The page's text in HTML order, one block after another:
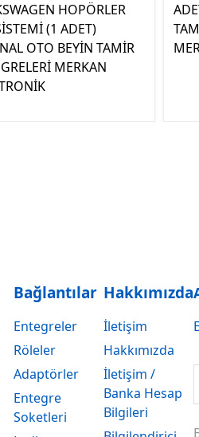
HOPÖRLER
(1 ADET)
OTO BEYİN TAMİR
MERKAN
Bağlantılar
Entegreler
Röleler
Adaptörler
Entegre
Soketleri
Hakkımızda
İletişim
Hakkımızda
İletişim /
Banka Hesap
Bilgileri